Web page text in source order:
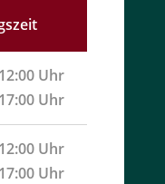
Uhr
Uhr
Uhr
Uhr